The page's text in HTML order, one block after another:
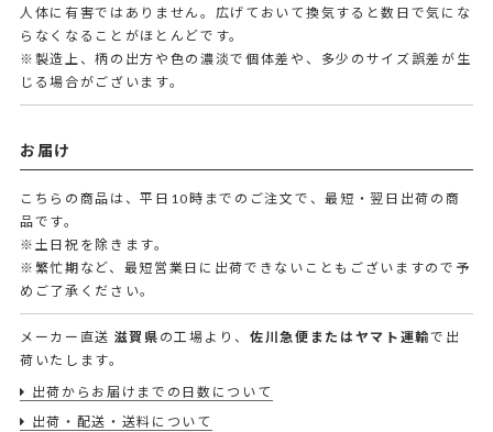
人体に有害ではありません。広げておいて換気すると数日で気にな
らなくなることがほとんどです。
※製造上、柄の出方や色の濃淡で個体差や、多少のサイズ誤差が生
じる場合がございます。
お届け
こちらの商品は、平日10時までのご注文で、最短・翌日出荷の商
品です。
※土日祝を除きます。
※繁忙期など、最短営業日に出荷できないこともございますので予
めご了承ください。
メーカー直送 滋賀県 の工場より、 佐川急便またはヤマト運輸で出
荷いたします。
出荷からお届けまでの日数について
出荷・配送・送料について